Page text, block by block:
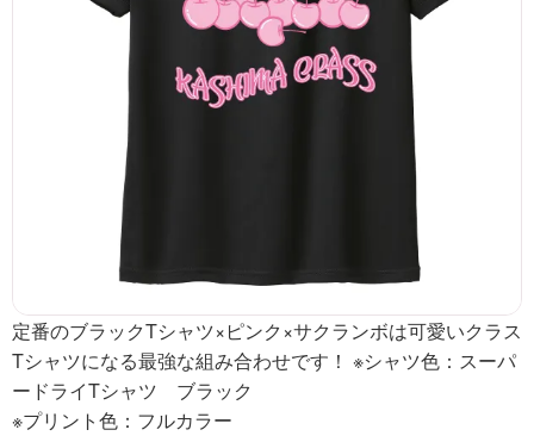
定番のブラックTシャツ×ピンク×サクランボは可愛いクラス
Tシャツになる最強な組み合わせです！ ※シャツ色：スーパ
ードライTシャツ ブラック
※プリント色：フルカラー